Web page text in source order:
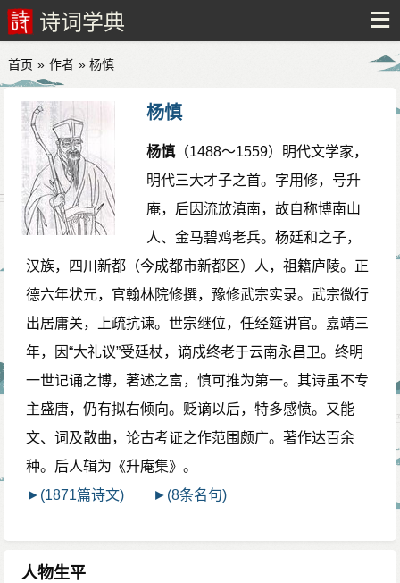
诗词学典
首页 » 作者 » 杨慎
杨慎
杨慎（1488～1559）明代文学家，
明代三大才子之首。字用修，号升
庵，后因流放滇南，故自称博南山
人、金马碧鸡老兵。杨廷和之子，
汉族，四川新都（今成都市新都区）人，祖籍庐陵。正
德六年状元，官翰林院修撰，豫修武宗实录。武宗微行
出居庸关，上疏抗谏。世宗继位，任经筵讲官。嘉靖三
年，因“大礼议”受廷杖，谪戍终老于云南永昌卫。终明
一世记诵之博，著述之富，慎可推为第一。其诗虽不专
主盛唐，仍有拟右倾向。贬谪以后，特多感愤。又能
文、词及散曲，论古考证之作范围颇广。著作达百余
种。后人辑为《升庵集》。
►(1871篇诗文)
►(8条名句)
人物生平